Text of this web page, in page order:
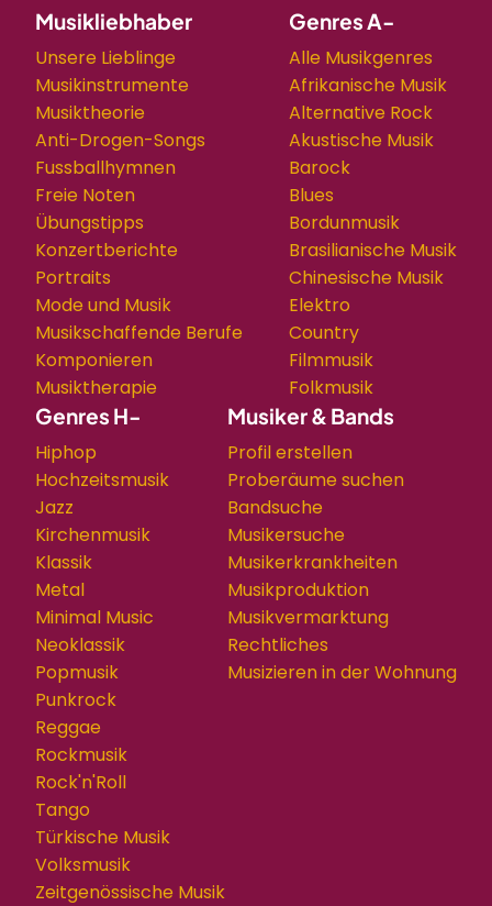
Musikliebhaber
Unsere Lieblinge
Musikinstrumente
Musiktheorie
Anti-Drogen-Songs
Fussballhymnen
Freie Noten
Übungstipps
Konzertberichte
Portraits
Mode und Musik
Musikschaffende Berufe
Komponieren
Musiktherapie
Genres A-
Alle Musikgenres
Afrikanische Musik
Alternative Rock
Akustische Musik
Barock
Blues
Bordunmusik
Brasilianische Musik
Chinesische Musik
Elektro
Country
Filmmusik
Folkmusik
Genres H-
Hiphop
Hochzeitsmusik
Jazz
Kirchenmusik
Klassik
Metal
Minimal Music
Neoklassik
Popmusik
Punkrock
Reggae
Rockmusik
Rock'n'Roll
Tango
Türkische Musik
Volksmusik
Zeitgenössische Musik
Musiker & Bands
Profil erstellen
Proberäume suchen
Bandsuche
Musikersuche
Musikerkrankheiten
Musikproduktion
Musikvermarktung
Rechtliches
Musizieren in der Wohnung